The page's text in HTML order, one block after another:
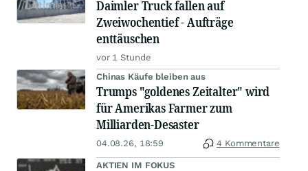
Daimler Truck fallen auf
Zweiwochentief - Aufträge
enttäuschen
vor 1 Stunde
Chinas Käufe bleiben aus
Trumps "goldenes Zeitalter" wird
für Amerikas Farmer zum
Milliarden-Desaster
04.08.26, 18:59 4 Kommentare
AKTIEN IM FOKUS